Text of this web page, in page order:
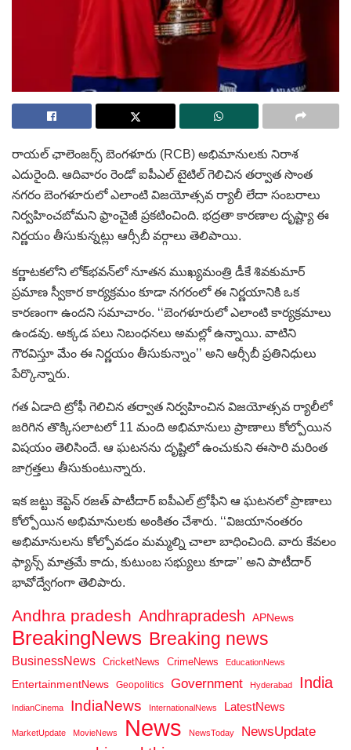
రాయల్‌ ఛాలెంజర్స్‌ బెంగళూరు (RCB) అభిమానులకు నిరాశ
ఎదురైంది. ఆదివారం రెండో ఐపీఎల్‌ టైటిల్‌ గెలిచిన తర్వాత సొంత
నగరం బెంగళూరులో ఎలాంటి విజయోత్సవ ర్యాలీ లేదా సంబరాలు
నిర్వహించబోమని ఫ్రాంచైజీ ప్రకటించింది. భద్రతా కారణాల దృష్ట్యా ఈ
నిర్ణయం తీసుకున్నట్లు ఆర్సీబీ వర్గాలు తెలిపాయి.
కర్ణాటకలోని లోక్‌భవన్‌లో నూతన ముఖ్యమంత్రి డీకే శివకుమార్‌
ప్రమాణ స్వీకార కార్యక్రమం కూడా నగరంలో ఈ నిర్ణయానికి ఒక
కారణంగా ఉందని సమాచారం. ‘‘బెంగళూరులో ఎలాంటి కార్యక్రమాలు
ఉండవు. అక్కడ పలు నిబంధనలు అమల్లో ఉన్నాయి. వాటిని
గౌరవిస్తూ మేం ఈ నిర్ణయం తీసుకున్నాం’’ అని ఆర్సీబీ ప్రతినిధులు
పేర్కొన్నారు.
గత ఏడాది ట్రోఫీ గెలిచిన తర్వాత నిర్వహించిన విజయోత్సవ ర్యాలీలో
జరిగిన తొక్కిసలాటలో 11 మంది అభిమానులు ప్రాణాలు కోల్పోయిన
విషయం తెలిసిందే. ఆ ఘటనను దృష్టిలో ఉంచుకుని ఈసారి మరింత
జాగ్రత్తలు తీసుకుంటున్నారు.
ఇక జట్టు కెప్టెన్ రజత్ పాటీదార్ ఐపీఎల్ ట్రోఫీని ఆ ఘటనలో ప్రాణాలు
కోల్పోయిన అభిమానులకు అంకితం చేశారు. ‘‘విజయానంతరం
అభిమానులను కోల్పోవడం మమ్మల్ని చాలా బాధించింది. వారు కేవలం
ఫ్యాన్స్ మాత్రమే కాదు, కుటుంబ సభ్యులు కూడా’’ అని పాటీదార్
భావోద్వేగంగా తెలిపారు.
Andhra pradesh Andhrapradesh APNews
BreakingNews Breaking news
BusinessNews CricketNews CrimeNews EducationNews
EntertainmentNews Geopolitics Government Hyderabad India
IndianCinema IndiaNews InternationalNews LatestNews
MarketUpdate MovieNews News NewsToday NewsUpdate